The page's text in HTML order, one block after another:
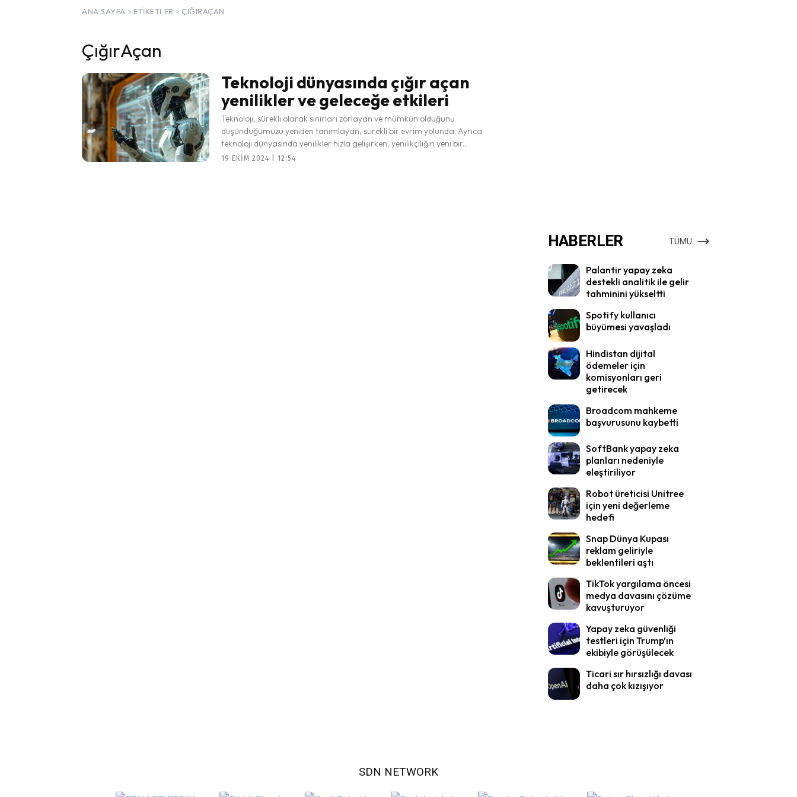
ANA SAYFA ETIKETLER ÇIĞIRAÇAN
ÇığırAçan
Teknoloji dünyasında çığır açan
yenilikler ve geleceğe etkileri
Teknoloji, sürekli olarak sınırları zorlayan ve mümkün olduğunu
düşündüğümüzü yeniden tanımlayan, sürekli bir evrim yolunda. Ayrıca
teknoloji dünyasında yenilikler hızla gelişirken, yenilikçiliğin yeni bir...
19 EKIM 2024 | 12:54
HABERLER TÜMÜ
Palantir yapay zeka
destekli analitik ile gelir
tahminini yükseltti
Spotify kullanıcı
büyümesi yavaşladı
Hindistan dijital
ödemeler için
komisyonları geri
getirecek
Broadcom mahkeme
başvurusunu kaybetti
SoftBank yapay zeka
planları nedeniyle
eleştiriliyor
Robot üreticisi Unitree
için yeni değerleme
hedefi
Snap Dünya Kupası
reklam geliriyle
beklentileri aştı
TikTok yargılama öncesi
medya davasını çözüme
kavuşturuyor
Yapay zeka güvenliği
testleri için Trump’ın
ekibiyle görüşülecek
Ticari sır hırsızlığı davası
daha çok kızışıyor
SDN NETWORK